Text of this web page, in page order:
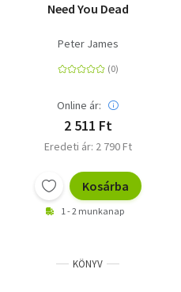
Need You Dead
Peter James
Online ár:
2 511 Ft
Eredeti ár: 2 790 Ft
Kosárba
1 - 2 munkanap
KÖNYV